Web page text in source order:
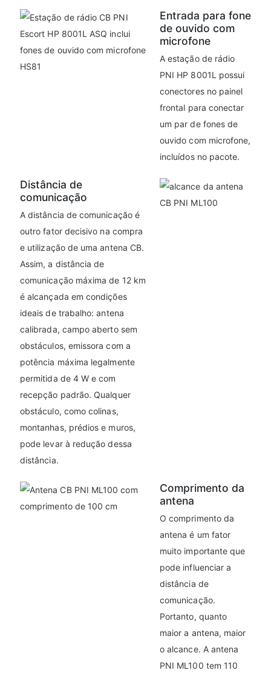
Entrada para fone
de ouvido com
microfone
A estação de rádio
PNI HP 8001L possui
conectores no painel
frontal para conectar
um par de fones de
ouvido com microfone,
incluídos no pacote.
Distância de
comunicação
A distância de comunicação é
outro fator decisivo na compra
e utilização de uma antena CB.
Assim, a distância de
comunicação máxima de 12 km
é alcançada em condições
ideais de trabalho: antena
calibrada, campo aberto sem
obstáculos, emissora com a
potência máxima legalmente
permitida de 4 W e com
recepção padrão. Qualquer
obstáculo, como colinas,
montanhas, prédios e muros,
pode levar à redução dessa
distância.
Comprimento da
antena
O comprimento da
antena é um fator
muito importante que
pode influenciar a
distância de
comunicação.
Portanto, quanto
maior a antena, maior
o alcance. A antena
PNI ML100 tem 110